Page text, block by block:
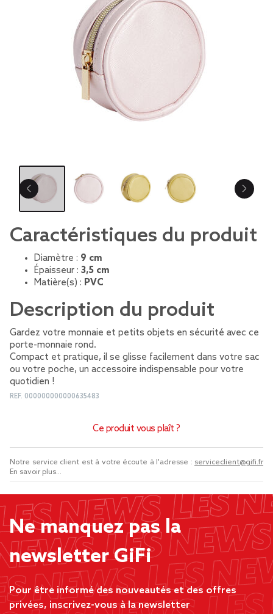
Caractéristiques du produit
Diamètre : 9 cm
Épaisseur : 3,5 cm
Matière(s) : PVC
Description du produit
Gardez votre monnaie et petits objets en sécurité avec ce
porte-monnaie rond.
Compact et pratique, il se glisse facilement dans votre sac
ou votre poche, un accessoire indispensable pour votre
quotidien !
REF. 000000000000635483
Ce produit vous plaît ?
Notre service client est à votre écoute à l'adresse : serviceclient@gifi.fr
En savoir plus...
Ne manquez pas la
newsletter GiFi
Pour être informé des nouveautés et des offres
privées, inscrivez-vous à la newsletter